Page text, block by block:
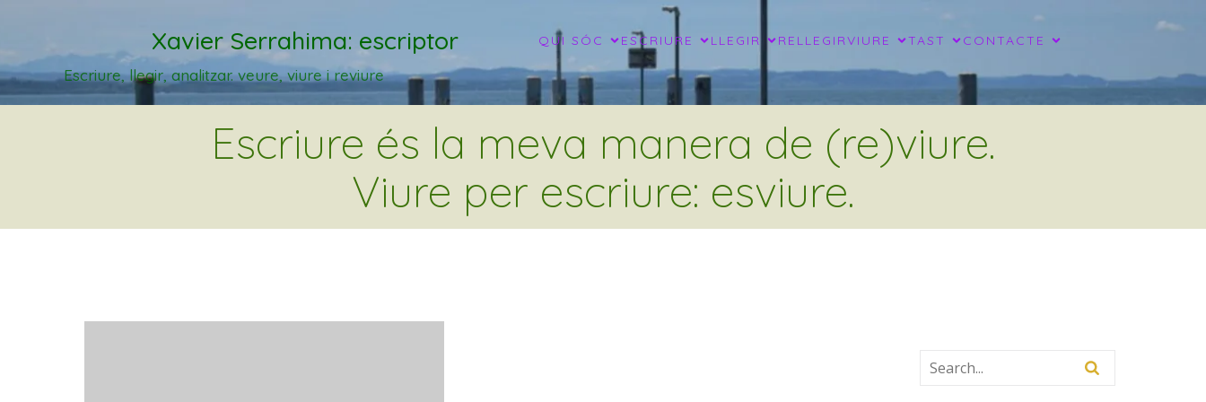
Xavier Serrahima: escriptor QUI SÓC ESCRIURE LLEGIR RELLEGIRVIURE TAST CONTACTE
Escriure, llegir, analitzar. veure, viure i reviure
Escriure és la meva manera de (re)viure.
Viure per escriure: esviure.